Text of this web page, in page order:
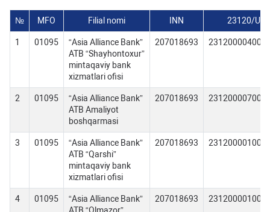
№ MFO Filial nomi INN 23120/
1 01095
“Asia Alliance Bank”
ATB “Shayhontoxur”
mintaqaviy bank
xizmatlari ofisi
207018693
2 01095
“Asia Alliance Bank”
ATB Amaliyot
boshqarmasi
207018693
3 01095
“Asia Alliance Bank”
ATB “Qarshi”
mintaqaviy bank
xizmatlari ofisi
207018693
4 01095
“Asia Alliance Bank”
207018693